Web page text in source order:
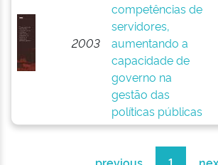
2003
competências de
servidores,
aumentando a
capacidade de
governo na
gestão das
políticas públicas